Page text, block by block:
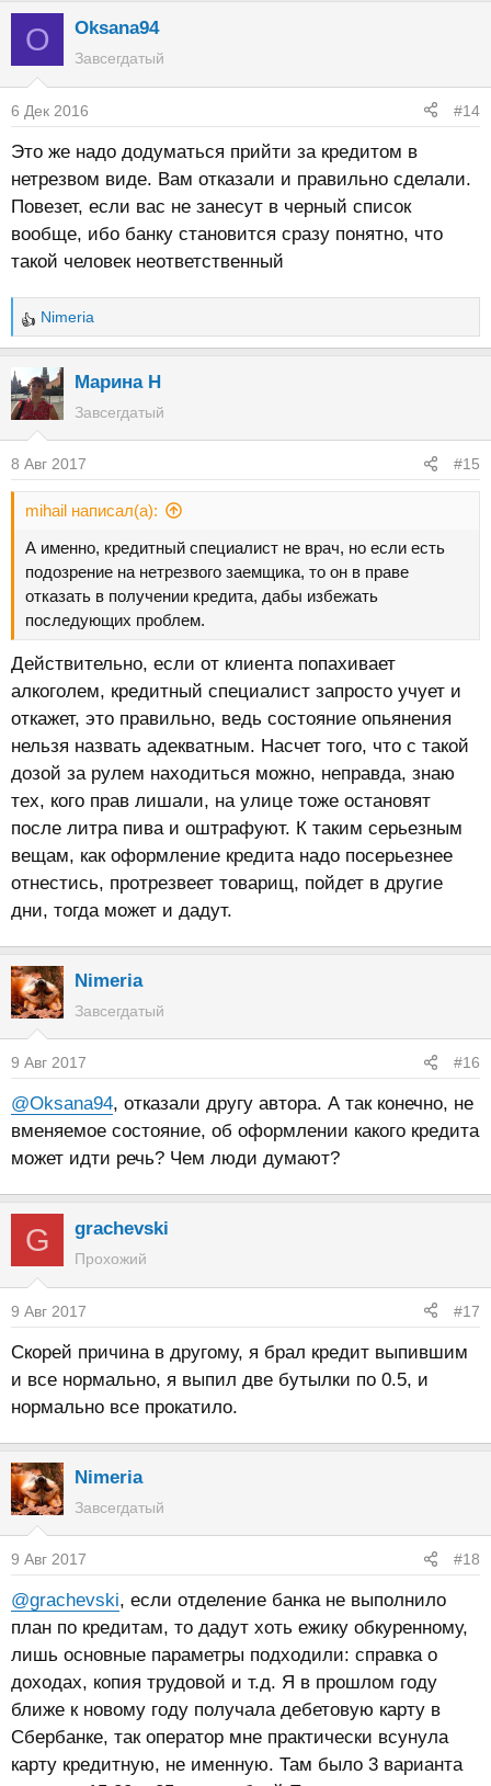
O Oksana94
Завсегдатый
6 Дек 2016 #14
Это же надо додуматься прийти за кредитом в
нетрезвом виде. Вам отказали и правильно сделали.
Повезет, если вас не занесут в черный список
вообще, ибо банку становится сразу понятно, что
такой человек неответственный
Р
е
к
ц
и
:
Nimeria
Марина Н
Завсегдатый
8 Авг 2017 #15
mihail написал(а):
А именно, кредитный специалист не врач, но если есть
подозрение на нетрезвого заемщика, то он в праве
отказать в получении кредита, дабы избежать
последующих проблем.
Действительно, если от клиента попахивает
алкоголем, кредитный специалист запросто учует и
откажет, это правильно, ведь состояние опьянения
нельзя назвать адекватным. Насчет того, что с такой
дозой за рулем находиться можно, неправда, знаю
тех, кого прав лишали, на улице тоже остановят
после литра пива и оштрафуют. К таким серьезным
вещам, как оформление кредита надо посерьезнее
отнестись, протрезвеет товарищ, пойдет в другие
дни, тогда может и дадут.
Nimeria
Завсегдатый
9 Авг 2017 #16
@Oksana94, отказали другу автора. А так конечно, не
вменяемое состояние, об оформлении какого кредита
может идти речь? Чем люди думают?
G grachevski
Прохожий
9 Авг 2017 #17
Скорей причина в другому, я брал кредит выпившим
и все нормально, я выпил две бутылки по 0.5, и
нормально все прокатило.
Nimeria
Завсегдатый
9 Авг 2017 #18
@grachevski, если отделение банка не выполнило
план по кредитам, то дадут хоть ежику обкуренному,
лишь основные параметры подходили: справка о
доходах, копия трудовой и т.д. Я в прошлом году
ближе к новому году получала дебетовую карту в
Сбербанке, так оператор мне практически всунула
карту кредитную, не именную. Там было 3 варианта